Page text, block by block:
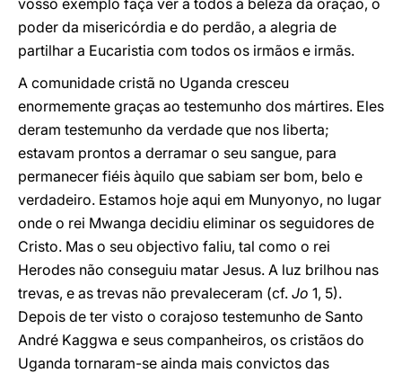
vosso exemplo faça ver a todos a beleza da oração, o
poder da misericórdia e do perdão, a alegria de
partilhar a Eucaristia com todos os irmãos e irmãs.
A comunidade cristã no Uganda cresceu
enormemente graças ao testemunho dos mártires. Eles
deram testemunho da verdade que nos liberta;
estavam prontos a derramar o seu sangue, para
permanecer fiéis àquilo que sabiam ser bom, belo e
verdadeiro. Estamos hoje aqui em Munyonyo, no lugar
onde o rei Mwanga decidiu eliminar os seguidores de
Cristo. Mas o seu objectivo faliu, tal como o rei
Herodes não conseguiu matar Jesus. A luz brilhou nas
trevas, e as trevas não prevaleceram (cf. Jo 1, 5).
Depois de ter visto o corajoso testemunho de Santo
André Kaggwa e seus companheiros, os cristãos do
Uganda tornaram-se ainda mais convictos das